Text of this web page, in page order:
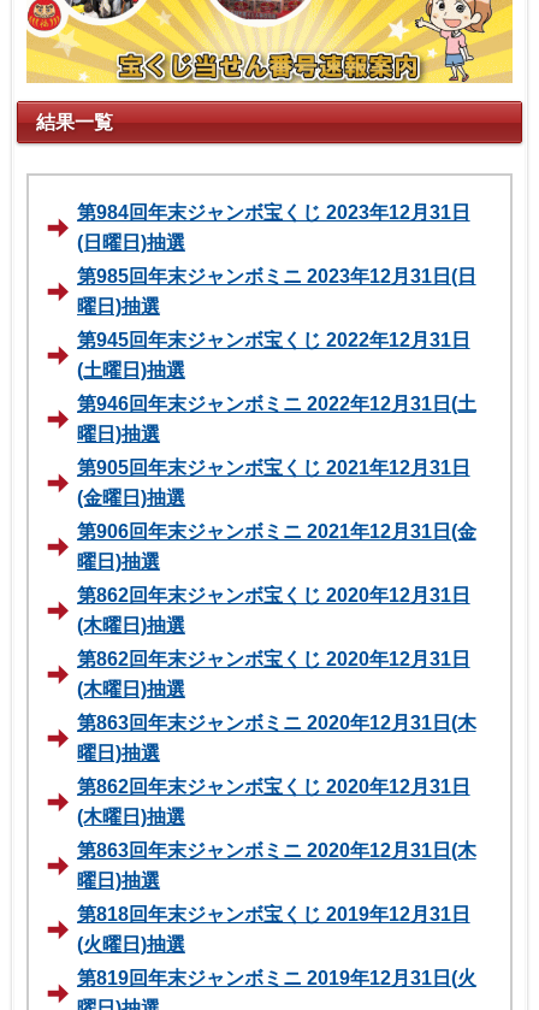
結果一覧
第984回年末ジャンボ宝くじ 2023年12月31日
(日曜日)抽選
第985回年末ジャンボミニ 2023年12月31日(日
曜日)抽選
第945回年末ジャンボ宝くじ 2022年12月31日
(土曜日)抽選
第946回年末ジャンボミニ 2022年12月31日(土
曜日)抽選
第905回年末ジャンボ宝くじ 2021年12月31日
(金曜日)抽選
第906回年末ジャンボミニ 2021年12月31日(金
曜日)抽選
第862回年末ジャンボ宝くじ 2020年12月31日
(木曜日)抽選
第862回年末ジャンボ宝くじ 2020年12月31日
(木曜日)抽選
第863回年末ジャンボミニ 2020年12月31日(木
曜日)抽選
第862回年末ジャンボ宝くじ 2020年12月31日
(木曜日)抽選
第863回年末ジャンボミニ 2020年12月31日(木
曜日)抽選
第818回年末ジャンボ宝くじ 2019年12月31日
(火曜日)抽選
第819回年末ジャンボミニ 2019年12月31日(火